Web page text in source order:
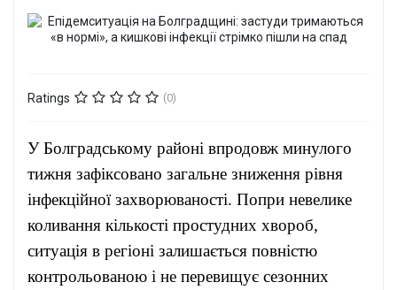
Ratings (0)
У Болградському районі впродовж минулого
тижня зафіксовано загальне зниження рівня
інфекційної захворюваності. Попри невелике
коливання кількості простудних хвороб,
ситуація в регіоні залишається повністю
контрольованою і не перевищує сезонних